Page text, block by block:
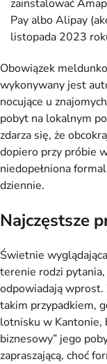
zainstalować
Pay albo Alipay
listopada 2023
Obowiązek
wykonywany jest
nocujące u
pobyt na lokalnym
zdarza się, że
dopiero przy próbie
niedopełniona
dziennie.
Najczęstsze
Świetnie
terenie rodzi
odpowiadają
takim przypadkiem,
lotnisku w Kantonie,
biznesowy” jego
zapraszającą, choć